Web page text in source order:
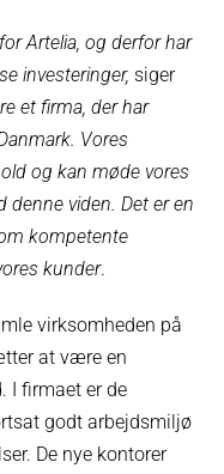
Artelia, og derfor har
investeringer, siger
et firma, der har
Vores
og kan møde vores
viden. Det er en
kompetente
kunder.
virksomheden på
at være en
I firmaet er de
godt arbejdsmiljø
De nye kontorer